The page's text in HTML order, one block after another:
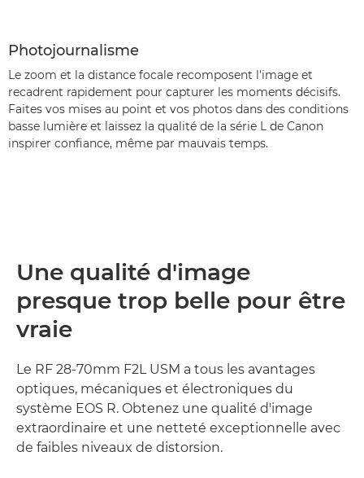
Photojournalisme
Le zoom et la distance focale recomposent l'image et
recadrent rapidement pour capturer les moments décisifs.
Faites vos mises au point et vos photos dans des conditions
basse lumière et laissez la qualité de la série L de Canon
inspirer confiance, même par mauvais temps.
Une qualité d'image
presque trop belle pour être
vraie
Le RF 28-70mm F2L USM a tous les avantages
optiques, mécaniques et électroniques du
système EOS R. Obtenez une qualité d'image
extraordinaire et une netteté exceptionnelle avec
de faibles niveaux de distorsion.